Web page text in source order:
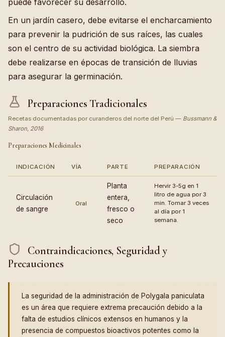
En un jardín casero, debe evitarse el encharcamiento
para prevenir la pudrición de sus raíces, las cuales
son el centro de su actividad biológica. La siembra
debe realizarse en épocas de transición de lluvias
para asegurar la germinación.
Preparaciones Tradicionales
Recetas documentadas por curanderos del norte del Perú — Bussmann &
Sharon, 2016
Preparaciones Medicinales
INDICACIÓN VÍA PARTE PREPARACIÓN
Circulación
de sangre
Oral
Planta
entera,
fresco o
seco
Hervir 3-5g en 1
litro de agua por 3
min. Tomar 3 veces
al día por 1
semana.
Contraindicaciones, Seguridad y
Precauciones
La seguridad de la administración de Polygala paniculata
es un área que requiere extrema precaución debido a la
falta de estudios clínicos extensos en humanos y la
presencia de compuestos bioactivos potentes como la